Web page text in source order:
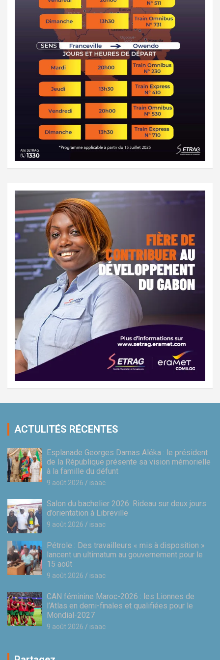
ACTULITÉS RÉCENTES
Esplanade Georges Damas Aléka : le président
de la République présente sa vision mémorielle
à la famille du défunt
9 août 2026 isaac
Salon du bachelier 2026: Rideau sur deux jours
d’orientation à Libreville
9 août 2026 isaac
Pétrole : Des travailleurs « mis à disposition »
lancent un ultimatum au gouvernement pour le
15 août
9 août 2026 isaac
CAN féminine Maroc-2026 : les Lionnes de
l’Atlas en demi-finales et qualifiées pour le
Mondial-2027
9 août 2026 isaac